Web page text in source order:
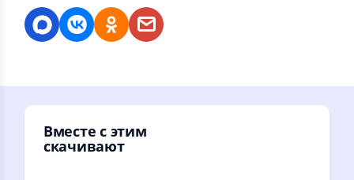
Вместе с этим
скачивают